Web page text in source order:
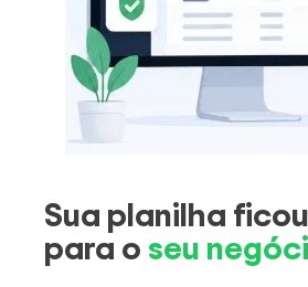
Sua planilha
para oseu